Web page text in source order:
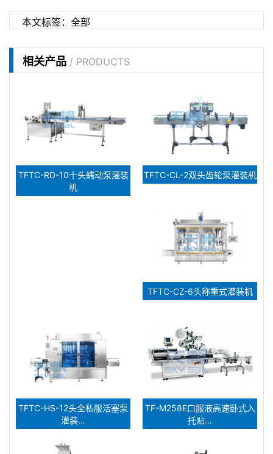
本文标签： 全部
相关产品 / PRODUCTS
TFTC-RD-10十头蠕动泵灌装
机
TFTC-CL-2双头齿轮泵灌装机
TFTC-CZ-6头称重式灌装机
TFTC-HS-12头全私服活塞泵
灌装…
TF-M258E口服液高速卧式入
托贴…